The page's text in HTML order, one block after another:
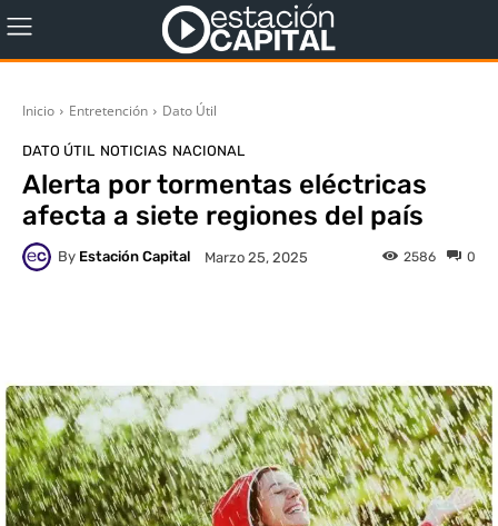
Inicio Entretención Dato Útil
DATO ÚTIL NOTICIAS NACIONAL
Alerta por tormentas eléctricas
afecta a siete regiones del país
By Estación Capital Marzo 25, 2025 0
2586